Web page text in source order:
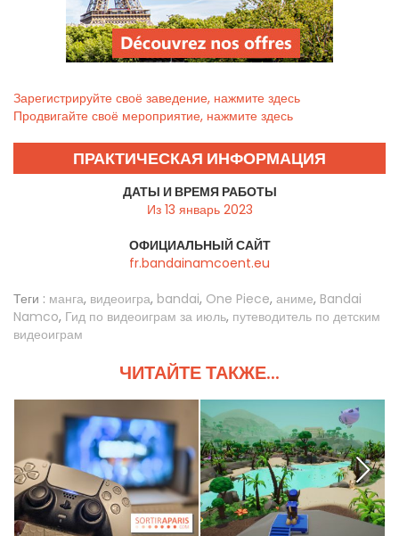
Зарегистрируйте своё заведение, нажмите здесь
Продвигайте своё мероприятие, нажмите здесь
ПРАКТИЧЕСКАЯ ИНФОРМАЦИЯ
ДАТЫ И ВРЕМЯ РАБОТЫ
Из 13 январь 2023
ОФИЦИАЛЬНЫЙ САЙТ
fr.bandainamcoent.eu
Теги : манга, видеоигра, bandai, One Piece, аниме, Bandai
Namco, Гид по видеоиграм за июль, путеводитель по детским
видеоиграм
ЧИТАЙТЕ ТАКЖЕ...